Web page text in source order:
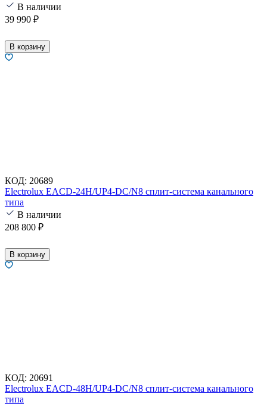
В наличии
39 990 ₽
В корзину
КОД: 20689
Electrolux EACD-24H/UP4-DC/N8 сплит-система канального
типа
В наличии
208 800 ₽
В корзину
КОД: 20691
Electrolux EACD-48H/UP4-DC/N8 сплит-система канального
типа